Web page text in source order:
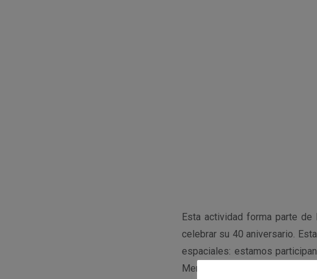
Esta actividad forma parte
celebrar su 40 aniversario.
espaciales: estamos
Mercurio, y en un telescopio